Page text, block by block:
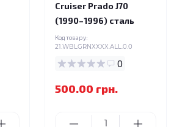
Cruiser Prado J70
(1990–1996) сталь
Код товару:
21.WBLGRNXXXX.ALL.0.0
0
500.00 грн.